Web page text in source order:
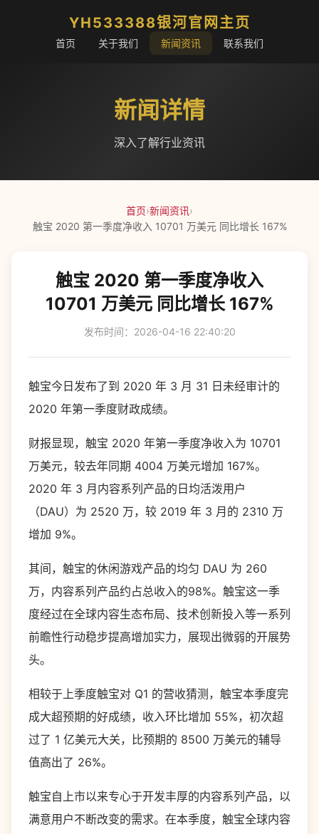
YH533388银河官网主页
首页 关于我们 新闻资讯 联系我们
新闻详情
深入了解行业资讯
首页›新闻资讯›
触宝 2020 第一季度净收入 10701 万美元 同比增长 167%
触宝 2020 第一季度净收入
10701 万美元 同比增长 167%
发布时间：2026-04-16 22:40:20
触宝今日发布了到 2020 年 3 月 31 日未经审计的
2020 年第一季度财政成绩。
财报显现，触宝 2020 年第一季度净收入为 10701
万美元，较去年同期 4004 万美元增加 167%。
2020 年 3 月内容系列产品的日均活泼用户
（DAU）为 2520 万，较 2019 年 3 月的 2310 万
增加 9%。
其间，触宝的休闲游戏产品的均匀 DAU 为 260
万，内容系列产品约占总收入的98%。触宝这一季
度经过在全球内容生态布局、技术创新投入等一系列
前瞻性行动稳步提高增加实力，展现出微弱的开展势
头。
相较于上季度触宝对 Q1 的营收猜测，触宝本季度完
成大超预期的好成绩，收入环比增加 55%，初次超
过了 1 亿美元大关，比预期的 8500 万美元的辅导
值高出了 26%。
触宝自上市以来专心于开发丰厚的内容系列产品，以
满意用户不断改变的需求。在本季度，触宝全球内容